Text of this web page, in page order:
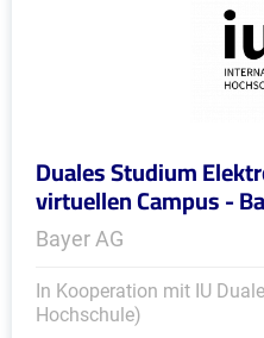
Duales Studium
virtuellen Campus -
Bayer AG
In Kooperation mit IU
Hochschule)